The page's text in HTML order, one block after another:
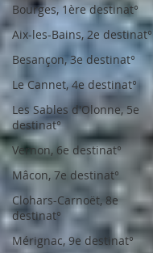
Bourges, 1ère destinat°
Aix-les-Bains, 2e destinat°
Besançon, 3e destinat°
Le Cannet, 4e destinat°
Les Sables d'Olonne, 5e
destinat°
Vernon, 6e destinat°
Mâcon, 7e destinat°
Clohars-Carnoët, 8e
destinat°
Mérignac, 9e destinat°